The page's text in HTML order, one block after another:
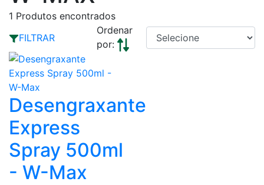
1 Produtos encontrados
FILTRAR
Ordenar
por:
Desengraxante
Express
Spray 500ml
- W-Max